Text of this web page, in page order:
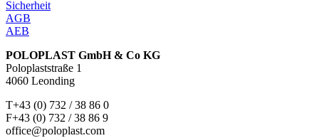
Sicherheit
AGB
AEB
POLOPLAST GmbH & Co KG
Poloplaststraße 1
4060 Leonding
T+43 (0) 732 / 38 86 0
F+43 (0) 732 / 38 86 9
office@poloplast.com